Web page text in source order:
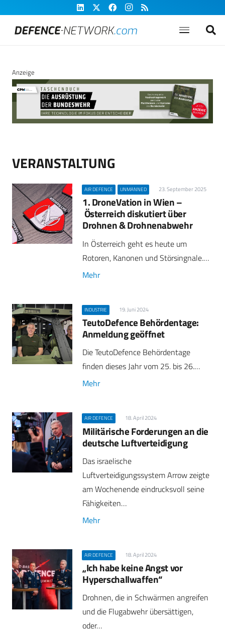
Anzeige
VERANSTALTUNG
AIR DEFENCE UNMANNED 23. September 2025
1. DroneVation in Wien –
Österreich diskutiert über
Drohnen & Drohnenabwehr
In Österreich geht es heute um
Rotoren, Kanonen und Störsingnale.…
Mehr
INDUSTRIE 19. Juni 2024
TeutoDefence Behördentage:
Anmeldung geöffnet
Die TeutoDefence Behördentage
finden dieses Jahr vom 25. bis 26.…
Mehr
AIR DEFENCE 18. April 2024
Militärische Forderungen an die
deutsche Luftverteidigung
Das israelische
Luftverteidigungssystem Arrow zeigte
am Wochenende eindrucksvoll seine
Fähigkeiten…
Mehr
AIR DEFENCE 18. April 2024
„Ich habe keine Angst vor
Hyperschallwaffen“
Drohnen, die in Schwärmen angreifen
und die Flugabwehr übersättigen,
oder…